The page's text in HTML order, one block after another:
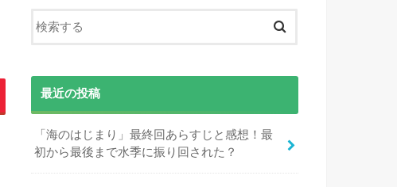
最近の投稿
「海のはじまり」最終回あらすじと感想！最
初から最後まで水季に振り回された？